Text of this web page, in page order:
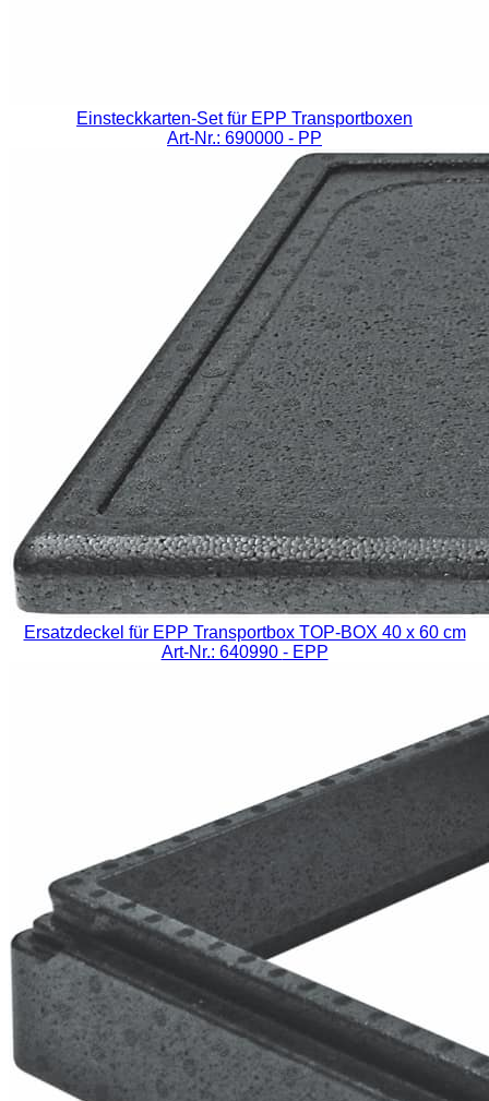
Einsteckkarten-Set für EPP Transportboxen
Art-Nr.: 690000 - PP
Ersatzdeckel für EPP Transportbox TOP-BOX 40 x 60 cm
Art-Nr.: 640990 - EPP